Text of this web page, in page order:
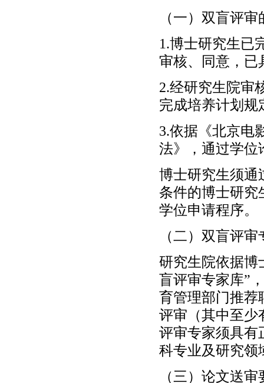
（一）双盲评
1.博士研究生已
审核、同意，已
2.经研究生院审
完成培养计划规
3.依据《北京电
法》，通过学位
博士研究生须通
条件的博士研究
学位申请程序。
（二）双盲评
研究生院依据博
盲评审专家库”
育管理部门推荐
评审（其中至少
评审专家须具有
科专业及研究领
（三）论文送审